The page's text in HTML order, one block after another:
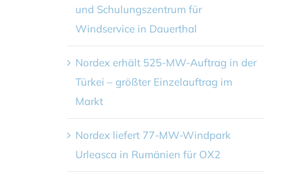
und Schulungszentrum für
Windservice in Dauerthal
Nordex erhält 525-MW-Auftrag in der
Türkei – größter Einzelauftrag im
Markt
Nordex liefert 77-MW-Windpark
Urleasca in Rumänien für OX2